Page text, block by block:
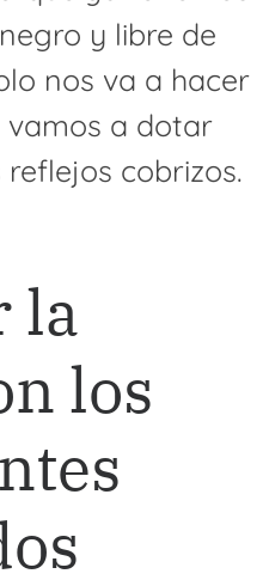
y libre de
nos va a hacer
vamos a dotar
cobrizos.
la
los